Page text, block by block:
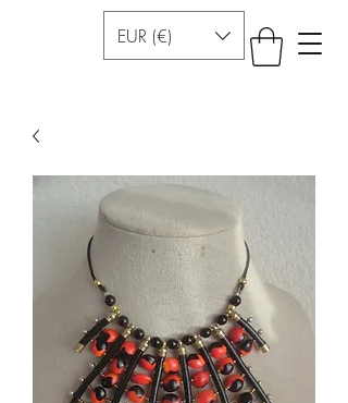
EUR (€)